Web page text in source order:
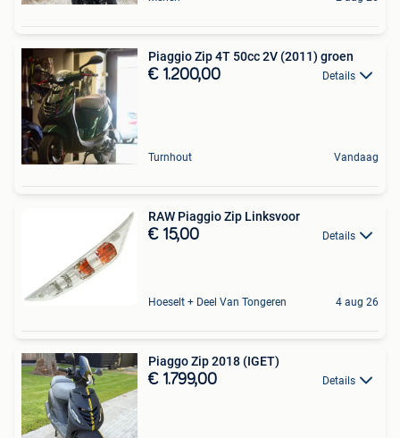
Piaggio Zip 4T 50cc 2V (2011) groen
€ 1.200,00 Details
Turnhout Vandaag
RAW Piaggio Zip Linksvoor
€ 15,00 Details
Hoeselt + Deel Van Tongeren 4 aug 26
Piaggo Zip 2018 (IGET)
€ 1.799,00 Details